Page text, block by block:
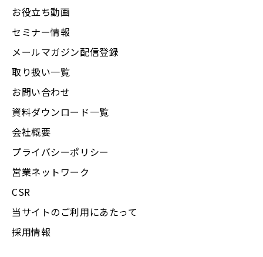
お役立ち動画
セミナー情報
メールマガジン配信登録
取り扱い一覧
お問い合わせ
資料ダウンロード一覧
会社概要
プライバシーポリシー
営業ネットワーク
CSR
当サイトのご利用にあたって
採用情報